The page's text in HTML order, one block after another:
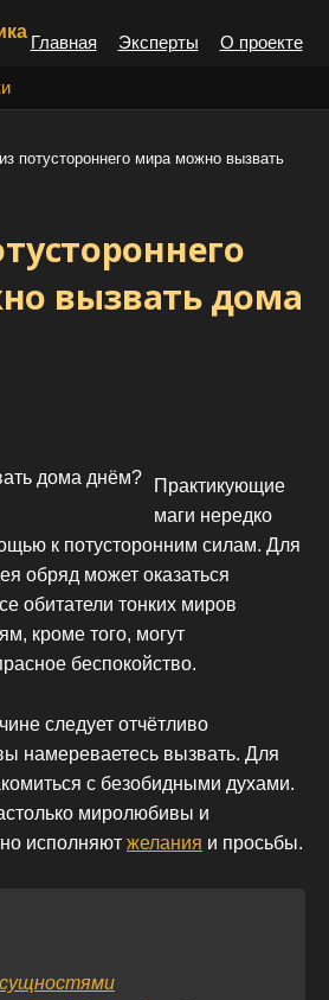
Главная Эксперты О проекте
й
потустороннего мира можно вызвать
вызвать дома
Практикующие
маги нередко
к потусторонним силам. Для
обряд может оказаться
обитатели тонких миров
кроме того, могут
беспокойство.
следует отчётливо
намереваетесь вызвать. Для
с безобидными духами.
миролюбивы и
исполняют желания и просьбы.